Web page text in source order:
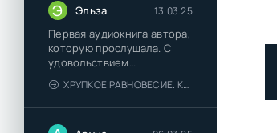
Э Эльза 13.03.25
Первая аудиокнига автора,
которую прослушала. С
удовольствием
познакомлюсь и с другими.
ХРУПКОЕ РАВНОВЕСИЕ. КНИГА 1 - АНА ШЕРРИ